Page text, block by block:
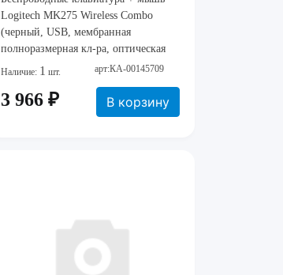
Logitech MK275 Wireless Combo
(черный, USB, мембранная
полноразмерная кл-ра, оптическая
мышь) 920-007721/920-008535|
Наличие: 1 шт. арт:КА-00145709
3 966 ₽ В корзину